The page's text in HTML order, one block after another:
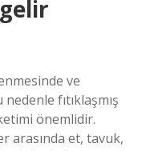
ve
fıtıklaşmış
önemlidir.
arasında et, tavuk,